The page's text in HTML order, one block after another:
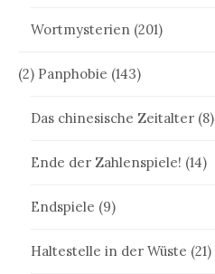
Wortmysterien (201)
(2) Panphobie (143)
Das chinesische Zeitalter (8)
Ende der Zahlenspiele! (14)
Endspiele (9)
Haltestelle in der Wüste (21)